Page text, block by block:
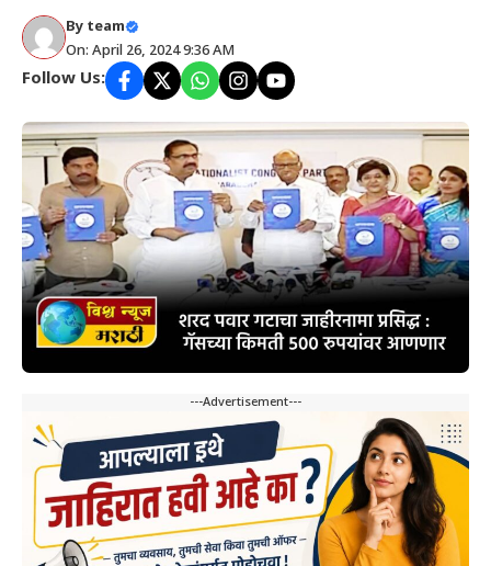
By team
On: April 26, 2024 9:36 AM
Follow Us:
---Advertisement---